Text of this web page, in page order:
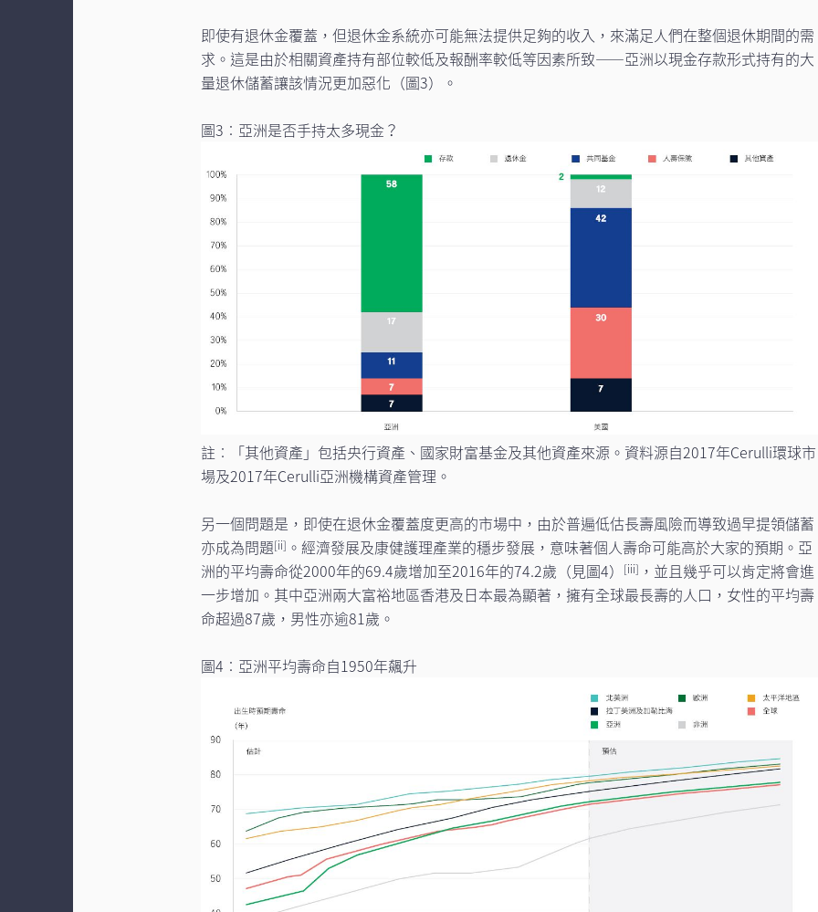
即使有退休金覆蓋，但退休金系統亦可能無法提供足夠的收入，來滿足人們在整個退休期間的需
求。這是由於相關資產持有部位較低及報酬率較低等因素所致——亞洲以現金存款形式持有的大
量退休儲蓄讓該情況更加惡化（圖3）。
圖3︰亞洲是否手持太多現金？
註︰「其他資產」包括央行資產、國家財富基金及其他資產來源。資料源自2017年Cerulli環球市
場及2017年Cerulli亞洲機構資產管理。
另一個問題是，即使在退休金覆蓋度更高的市場中，由於普遍低估長壽風險而導致過早提領儲蓄
亦成為問題[ii] 。經濟發展及康健護理產業的穩步發展，意味著個人壽命可能高於大家的預期。亞
洲的平均壽命從2000年的69.4歲增加至2016年的74.2歲（見圖4）
[iii] ，並且幾乎可以肯定將會進
一步增加。其中亞洲兩大富裕地區香港及日本最為顯著，擁有全球最長壽的人口，女性的平均壽
命超過87歲，男性亦逾81歲。
圖4︰亞洲平均壽命自1950年飆升